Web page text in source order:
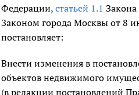
Федерации, статьей 1.1
Законом города Москвы от 8
постановляет:
Внести изменения в
объектов недвижимого
(в редакции постановлений